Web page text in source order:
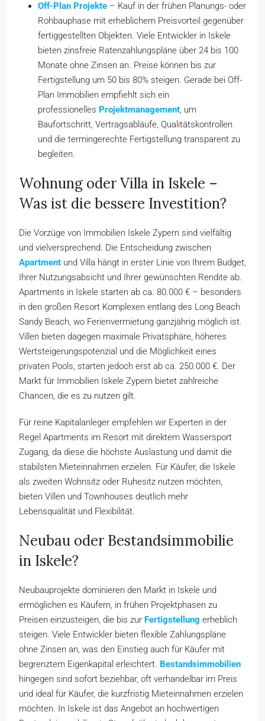
Off-Plan Projekte – Kauf in der frühen Planungs- oder
Rohbauphase mit erheblichem Preisvorteil gegenüber
fertiggestellten Objekten. Viele Entwickler in Iskele
bieten zinsfreie Ratenzahlungspläne über 24 bis 100
Monate ohne Zinsen an. Preise können bis zur
Fertigstellung um 50 bis 80% steigen. Gerade bei Off-
Plan Immobilien empfiehlt sich ein
professionelles Projektmanagement, um
Baufortschritt, Vertragsabläufe, Qualitätskontrollen
und die termingerechte Fertigstellung transparent zu
begleiten.
Wohnung oder Villa in Iskele –
Was ist die bessere Investition?
Die Vorzüge von Immobilien Iskele Zypern sind vielfältig
und vielversprechend. Die Entscheidung zwischen
Apartment und Villa hängt in erster Linie von Ihrem Budget,
Ihrer Nutzungsabsicht und Ihrer gewünschten Rendite ab.
Apartments in Iskele starten ab ca. 80.000 € – besonders
in den großen Resort Komplexen entlang des Long Beach
Sandy Beach, wo Ferienvermietung ganzjährig möglich ist.
Villen bieten dagegen maximale Privatsphäre, höheres
Wertsteigerungspotenzial und die Möglichkeit eines
privaten Pools, starten jedoch erst ab ca. 250.000 €. Der
Markt für Immobilien Iskele Zypern bietet zahlreiche
Chancen, die es zu nutzen gilt.
Für reine Kapitalanleger empfehlen wir Experten in der
Regel Apartments im Resort mit direktem Wassersport
Zugang, da diese die höchste Auslastung und damit die
stabilsten Mieteinnahmen erzielen. Für Käufer, die Iskele
als zweiten Wohnsitz oder Ruhesitz nutzen möchten,
bieten Villen und Townhouses deutlich mehr
Lebensqualität und Flexibilität.
Neubau oder Bestandsimmobilie
in Iskele?
Neubauprojekte dominieren den Markt in Iskele und
ermöglichen es Käufern, in frühen Projektphasen zu
Preisen einzusteigen, die bis zur Fertigstellung erheblich
steigen. Viele Entwickler bieten flexible Zahlungspläne
ohne Zinsen an, was den Einstieg auch für Käufer mit
begrenztem Eigenkapital erleichtert. Bestandsimmobilien
hingegen sind sofort beziehbar, oft verhandelbar im Preis
und ideal für Käufer, die kurzfristig Mieteinnahmen erzielen
möchten. In Iskele ist das Angebot an hochwertigen